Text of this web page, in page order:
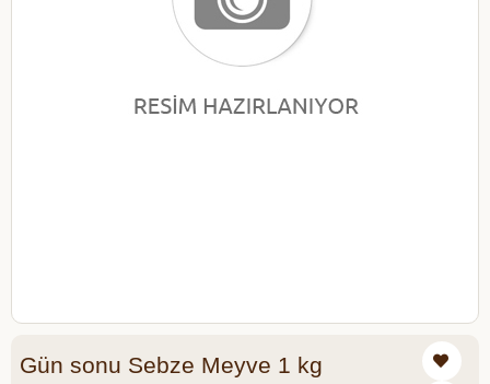
Gün sonu Sebze Meyve 1 kg